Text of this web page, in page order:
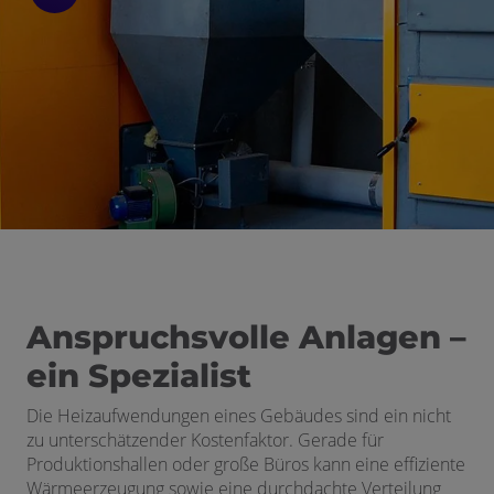
Anspruchsvolle Anlagen –
ein Spezialist
Die Heizaufwendungen eines Gebäudes sind ein nicht
zu unterschätzender Kostenfaktor. Gerade für
Produktionshallen oder große Büros kann eine effiziente
Wärmeerzeugung sowie eine durchdachte Verteilung